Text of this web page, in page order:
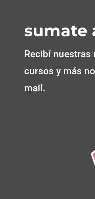
sumate
Recibí
cursos y más
mail.